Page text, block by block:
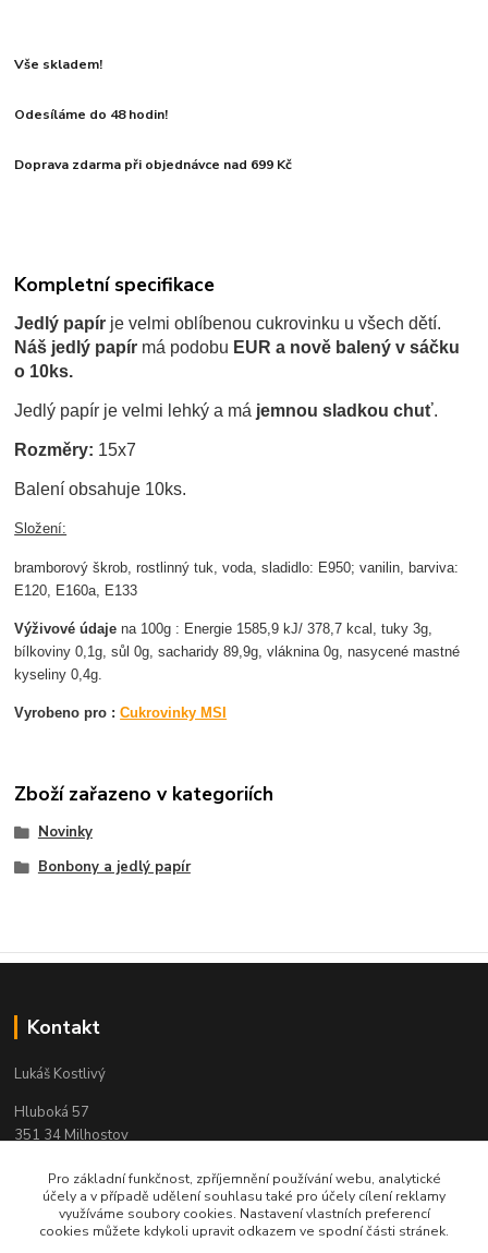
Vše skladem!
Odesíláme do 48 hodin!
Doprava zdarma při objednávce nad 699 Kč
Kompletní specifikace
Jedlý papír je velmi oblíbenou cukrovinku u všech dětí.
Náš jedlý papír má podobu EUR a nově balený v sáčku
o 10ks.
Jedlý papír je velmi lehký a má jemnou sladkou chuť.
Rozměry: 15x7
Balení obsahuje 10ks.
Složení:
bramborový škrob, rostlinný tuk, voda, sladidlo: E950; vanilin, barviva:
E120, E160a, E133
Výživové údaje na 100g : Energie 1585,9 kJ/ 378,7 kcal, tuky 3g,
bílkoviny 0,1g, sůl 0g, sacharidy 89,9g, vláknina 0g, nasycené mastné
kyseliny 0,4g.
Vyrobeno pro :Cukrovinky MSI
Zboží zařazeno v kategoriích
Novinky
Bonbony a jedlý papír
Kontakt
Lukáš Kostlivý
Hluboká 57
351 34 Milhostov
e-mail : objednavky-pendreky@email.cz
Pro základní funkčnost, zpříjemnění používání webu, analytické
účely a v případě udělení souhlasu také pro účely cílení reklamy
využíváme soubory cookies. Nastavení vlastních preferencí
cookies můžete kdykoli upravit odkazem ve spodní části stránek.